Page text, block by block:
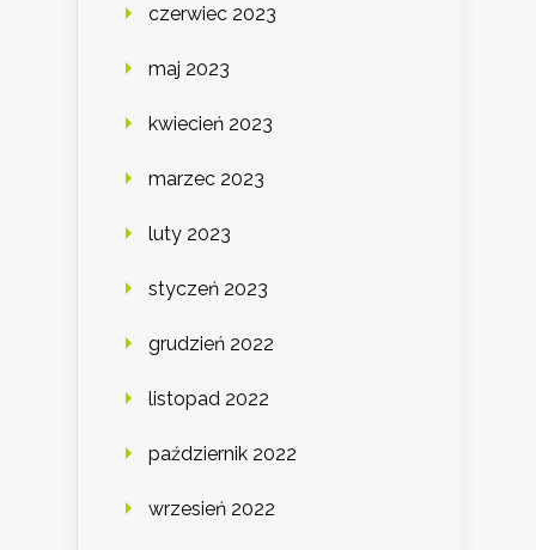
czerwiec 2023
maj 2023
kwiecień 2023
marzec 2023
luty 2023
styczeń 2023
grudzień 2022
listopad 2022
październik 2022
wrzesień 2022